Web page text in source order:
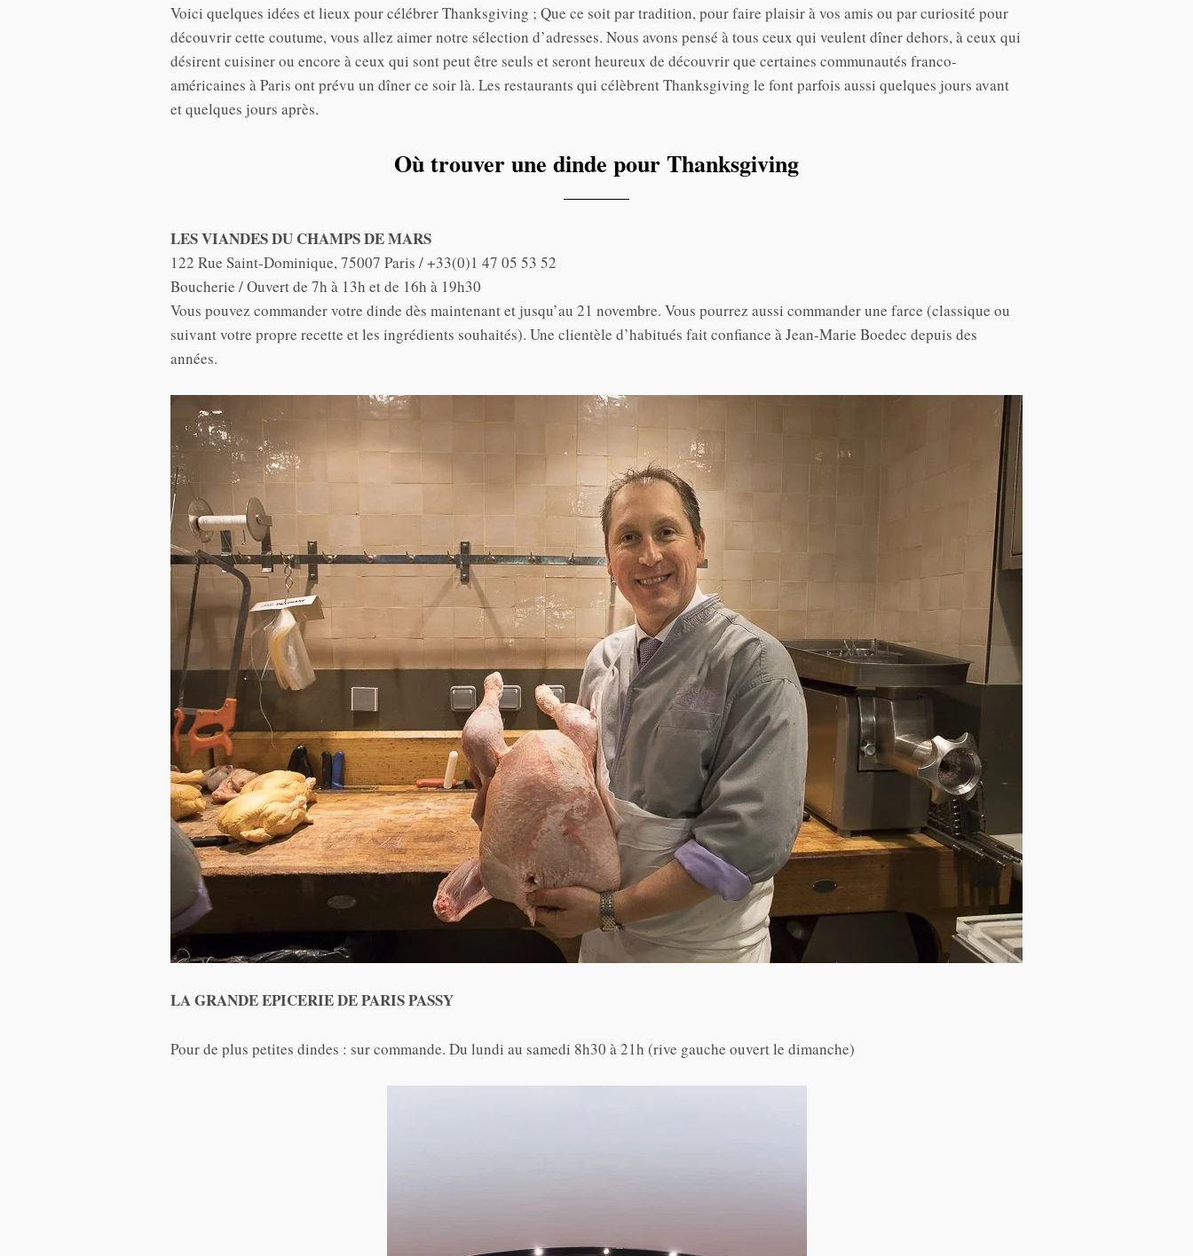
Voici quelques idées et lieux pour célébrer Thanksgiving ; Que ce soit par tradition, pour faire plaisir à vos amis ou par curiosité pour
découvrir cette coutume, vous allez aimer notre sélection d’adresses. Nous avons pensé à tous ceux qui veulent dîner dehors, à ceux qui
désirent cuisiner ou encore à ceux qui sont peut être seuls et seront heureux de découvrir que certaines communautés franco-
américaines à Paris ont prévu un dîner ce soir là. Les restaurants qui célèbrent Thanksgiving le font parfois aussi quelques jours avant
et quelques jours après.
Où trouver une dinde pour Thanksgiving
LES VIANDES DU CHAMPS DE MARS
122 Rue Saint-Dominique, 75007 Paris / +33(0)1 47 05 53 52
Boucherie / Ouvert de 7h à 13h et de 16h à 19h30
Vous pouvez commander votre dinde dès maintenant et jusqu’au 21 novembre. Vous pourrez aussi commander une farce (classique ou
suivant votre propre recette et les ingrédients souhaités). Une clientèle d’habitués fait confiance à Jean-Marie Boedec depuis des
années.
LA GRANDE EPICERIE DE PARIS PASSY
Pour de plus petites dindes : sur commande. Du lundi au samedi 8h30 à 21h (rive gauche ouvert le dimanche)